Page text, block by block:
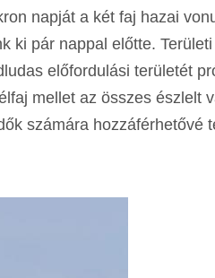
napját a két faj hazai
ki pár nappal előtte.
előfordulási területét
mellet az összes észlelt
számára hozzáférhetővé